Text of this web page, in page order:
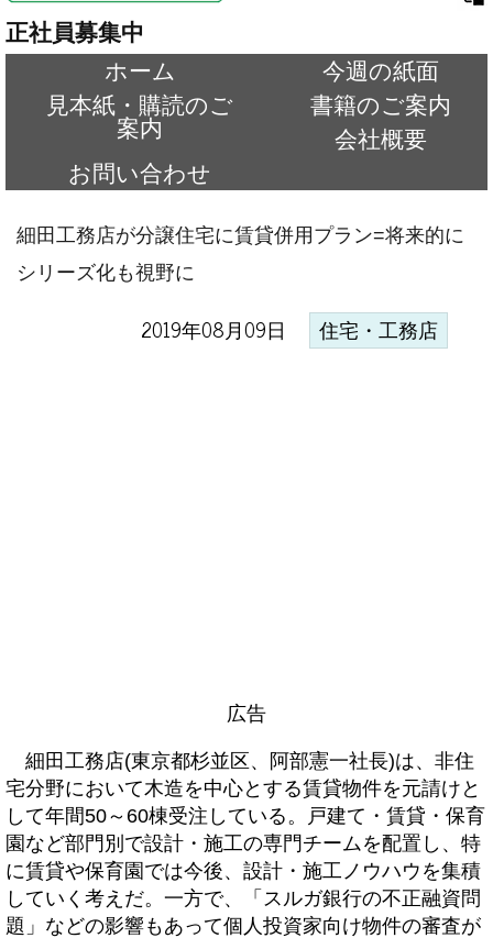
正社員募集中
ホーム
今週の紙面
見本紙・購読のご
案内
書籍のご案内
会社概要
お問い合わせ
細田工務店が分譲住宅に賃貸併用プラン=将来的に
シリーズ化も視野に
2019年08月09日 住宅・工務店
広告
細田工務店(東京都杉並区、阿部憲一社長)は、非住
宅分野において木造を中心とする賃貸物件を元請けと
して年間50～60棟受注している。戸建て・賃貸・保育
園など部門別で設計・施工の専門チームを配置し、特
に賃貸や保育園では今後、設計・施工ノウハウを集積
していく考えだ。一方で、「スルガ銀行の不正融資問
題」などの影響もあって個人投資家向け物件の審査が